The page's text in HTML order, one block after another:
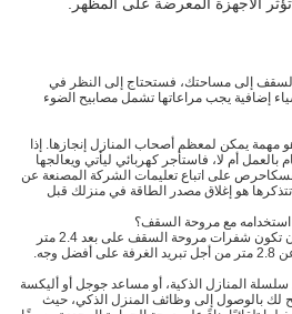
إلى مساحتك، فستحتاج إلى النظر في
إضافية يجب مراعاتها تشمل مصابيح الضوء
يمكن لمعظم أصحاب المنازل إنجازها. إذا
أم لا، فاستأجر كهربائي ليأتي ويعالجها
على اتباع تعليمات الشركة المصنعة عن
هو إغلاق مصدر الطاقة في منزلك قبل
مع مروحة السقف؟
ج: للحصول على أداء مثالي، يجب أن تكون شفرات مروحة السقف على بعد 2.4 متر
المنازل الذكية، أو مساعد جوجل أو أليكسة
لك بالوصول إلى وظائف المنزل الذكي، حيث